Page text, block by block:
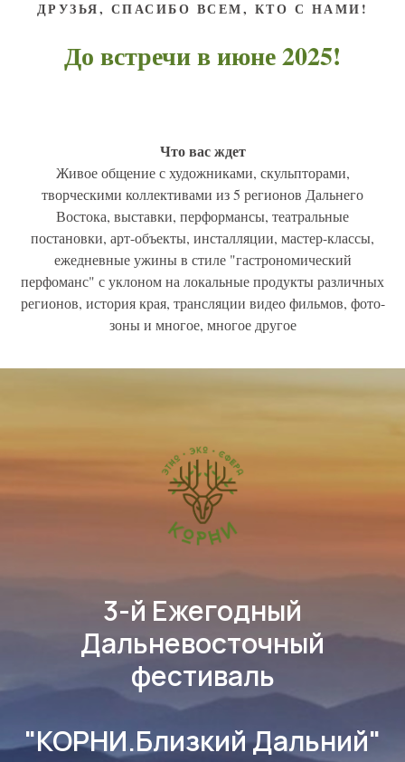
ДРУЗЬЯ, СПАСИБО ВСЕМ, КТО С НАМИ!
До встречи в июне 2025!
Что вас ждет
Живое общение с художниками, скульпторами,
творческими коллективами из 5 регионов Дальнего
Востока, выставки, перформансы, театральные
постановки, арт-объекты, инсталляции, мастер-классы,
ежедневные ужины в стиле "гастрономический
перфоманс" с уклоном на локальные продукты различных
регионов, история края, трансляции видео фильмов, фото-
зоны и многое, многое другое
3-й Ежегодный
Дальневосточный
фестиваль
"КОРНИ.Близкий Дальний"